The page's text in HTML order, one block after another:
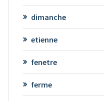
dimanche
etienne
fenetre
ferme